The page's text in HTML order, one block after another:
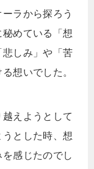
ラから探ろう
めている「想
しみ」や「苦
想いでした。
えようとして
とした時、想
感じたのでし